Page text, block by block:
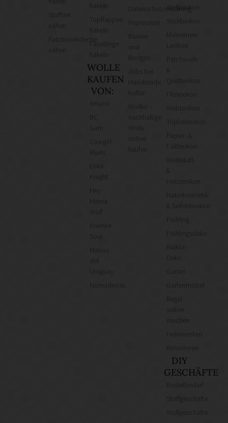
Stofftier
Patchworkdecke
häkeln
Topflappen
häkeln
Fäustlinge
häkeln
WOLLE
KAUFEN
VON:
Cowgirl
Knight
Mama
Wolf
Kremke
Manos
Uruguay
Nomadnoss
Datenschutzerklärung
Kultur
Wollke –
nachhaltige
kaufen
Wolllexikon
Sticklexikon
Makramee-
Lexikon
Patchwork-
&
Quiltlexikon
Filzlexikon
Weblexikon
Töpferlexikon
Papier- &
Faltlexikon
Werkstatt-
&
Holzlexikon
Naturkosmetik-
& Seifenlexikon
Frühling
Frühlingsdeko
Deko
Garten
Gartenmöbel
Regal
Heimwerken
DIY
GESCHÄFTE
Bastelbedarf
Stoffgeschäfte
Wollgeschäfte